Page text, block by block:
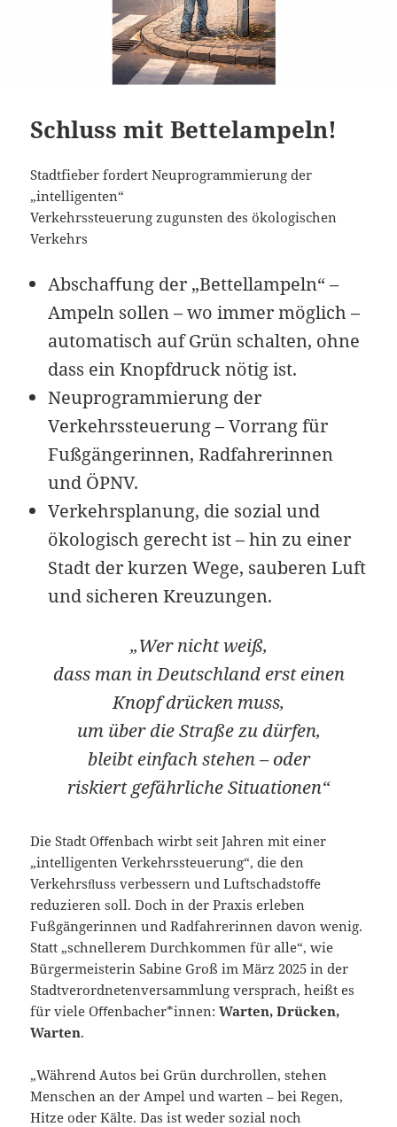
Schluss mit Bettelampeln!
Stadtfieber fordert Neuprogrammierung der
„intelligenten“
Verkehrssteuerung zugunsten des ökologischen
Verkehrs
Abschaﬀung der „Bettellampeln“ –
Ampeln sollen – wo immer möglich –
automatisch auf Grün schalten, ohne
dass ein Knopfdruck nötig ist.
Neuprogrammierung der
Verkehrssteuerung – Vorrang für
Fußgängerinnen, Radfahrerinnen
und ÖPNV.
Verkehrsplanung, die sozial und
ökologisch gerecht ist – hin zu einer
Stadt der kurzen Wege, sauberen Luft
und sicheren Kreuzungen.
„Wer nicht weiß,
dass man in Deutschland erst einen
Knopf drücken muss,
um über die Straße zu dürfen,
bleibt einfach stehen – oder
riskiert gefährliche Situationen“
Die Stadt Oﬀenbach wirbt seit Jahren mit einer
„intelligenten Verkehrssteuerung“, die den
Verkehrsﬂuss verbessern und Luftschadstoﬀe
reduzieren soll. Doch in der Praxis erleben
Fußgängerinnen und Radfahrerinnen davon wenig.
Statt „schnellerem Durchkommen für alle“, wie
Bürgermeisterin Sabine Groß im März 2025 in der
Stadtverordnetenversammlung versprach, heißt es
für viele Oﬀenbacher*innen:Warten, Drücken,
Warten.
„Während Autos bei Grün durchrollen, stehen
Menschen an der Ampel und warten – bei Regen,
Hitze oder Kälte. Das ist weder sozial noch